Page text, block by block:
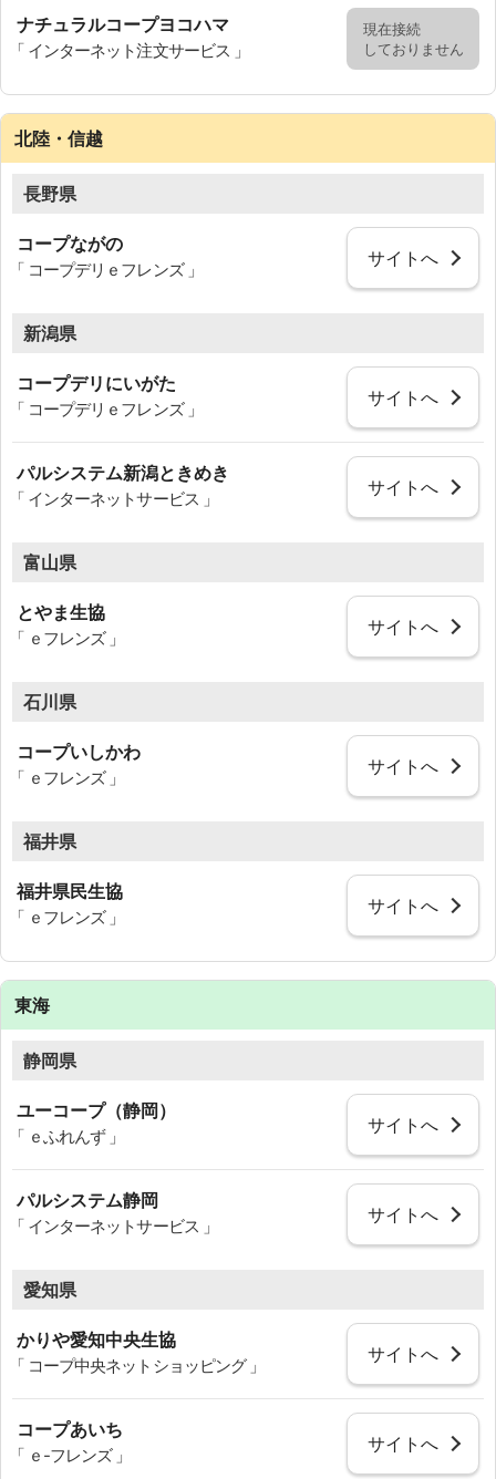
ナチュラルコープヨコハマ
「 インターネット注文サービス 」
現在接続
しておりません
北陸・信越
長野県
コープながの
「 コープデリｅフレンズ 」
サイトへ
新潟県
コープデリにいがた
「 コープデリｅフレンズ 」
サイトへ
パルシステム新潟ときめき
「 インターネットサービス 」
サイトへ
富山県
とやま生協
「 ｅフレンズ 」
サイトへ
石川県
コープいしかわ
「 ｅフレンズ 」
サイトへ
福井県
福井県民生協
「 ｅフレンズ 」
サイトへ
東海
静岡県
ユーコープ（静岡）
「 ｅふれんず 」
サイトへ
パルシステム静岡
「 インターネットサービス 」
サイトへ
愛知県
かりや愛知中央生協
「 コープ中央ネットショッピング 」
サイトへ
コープあいち
「 ｅ-フレンズ 」
サイトへ